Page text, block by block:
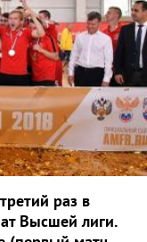
раз в
Высшей лиги.